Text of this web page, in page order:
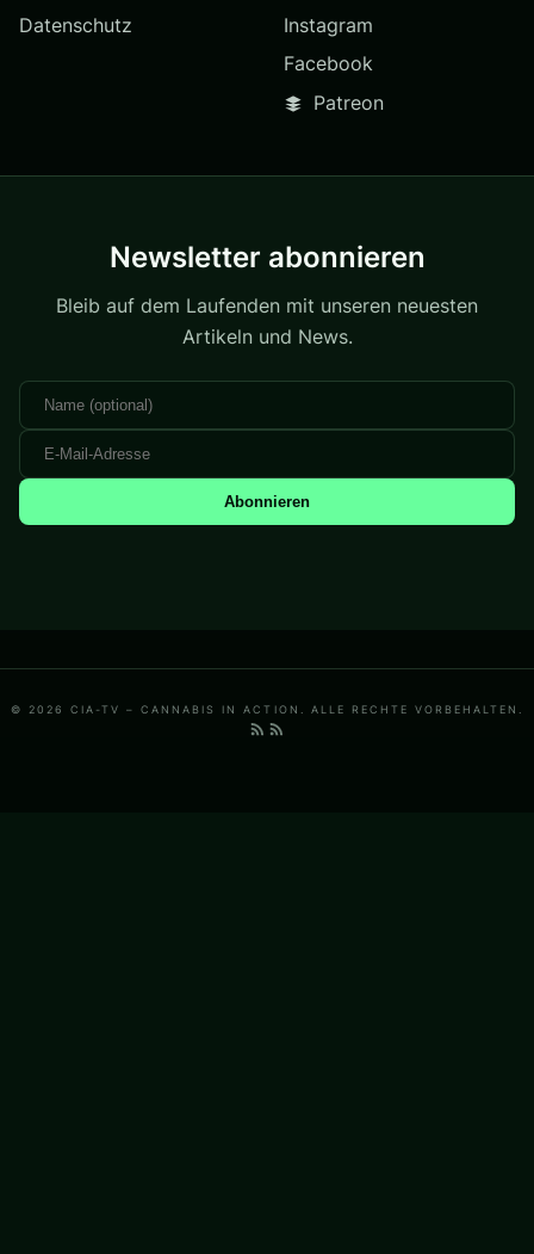
Datenschutz
Instagram
Facebook
Patreon
Newsletter abonnieren
Bleib auf dem Laufenden mit unseren neuesten
Artikeln und News.
Abonnieren
© 2026 CIA-TV – CANNABIS IN ACTION. ALLE RECHTE VORBEHALTEN.